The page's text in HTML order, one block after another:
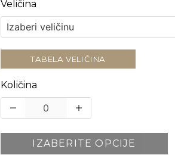
Veličina
TABELA VELIČINA
Količina
IZABERITE OPCIJE